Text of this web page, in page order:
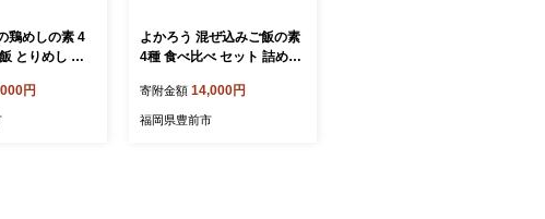
鶏めしの素 4
とりめし 炊
当地グルメ
り物 K03030
円
よかろう 混ぜ込みご飯の素
4種 食べ比べ セット 詰め合
【有限会社よかろう】 鶏飯
鶏めし ご飯の素 食べ比べ
寄附金額 14,000円
福岡県豊前市